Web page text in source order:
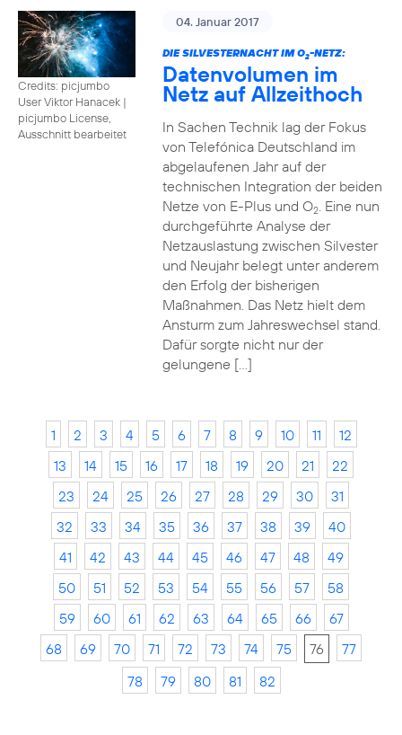
Credits: picjumbo
User Viktor Hanacek |
picjumbo License,
Ausschnitt bearbeitet
04. Januar 2017
DIE SILVESTERNACHT IM O2-NETZ:
Datenvolumen im
Netz auf Allzeithoch
In Sachen Technik lag der Fokus
von Telefónica Deutschland im
abgelaufenen Jahr auf der
technischen Integration der beiden
Netze von E-Plus und O2. Eine nun
durchgeführte Analyse der
Netzauslastung zwischen Silvester
und Neujahr belegt unter anderem
den Erfolg der bisherigen
Maßnahmen. Das Netz hielt dem
Ansturm zum Jahreswechsel stand.
Dafür sorgte nicht nur der
gelungene […]
1 2 3 4 5 6 7 8 9 10 11
12
13
14 15 16 17 18 19 20 21
22
23
24 25 26 27 28 29 30
31
32
33 34 35 36 37 38 39
40
41
42 43 44 45 46 47 48
49
50
51 52 53 54 55 56 57
58
59
60 61 62 63 64 65 66
67
68
69 70 71 72 73 74 75 76
77
78
79 80 81 82